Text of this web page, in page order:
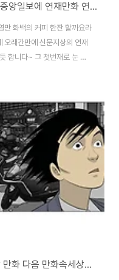
허영만 커피 한잔 할까요? 신작 만화 중앙일보에 연재만화 연재 시작 소식
만 화백의 커피 한잔 할까요라
래간만에 신문지상의 연재
합니다~ 그 첫번재로 눈 오
, 왠지 식객편처럼 하나의 편
식객 만화 파란, KT쿡존에서
쿡인터넷존 ediya coffee
호준이라는 분이 글을 쓴다
기도 하지만 보통은 스토리
윤태화 미생 未生 특별판 사석 5부작 만화 다음 만화속세상에서 연재 소식